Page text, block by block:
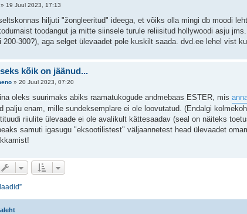
19 Juul 2023, 17:13
hiljuti "žongleeritud" ideega, et võiks olla mingi db moodi
toodangut ja mitte siinsele turule reliisitud hollywoodi asju
200-300?), aga selget ülevaadet pole kuskilt saada. dvd.ee lehel vist
kõik on jäänud...
» 20 Juul 2023, 07:20
oleks suurimaks abiks raamatukogude andmebaas ESTER, mis
palju enam, mille sundeksemplare ei ole loovutatud. (Endalgi
riiulite ülevaade ei ole avalikult kättesaadav (seal on näiteks
samuti igasugu "eksootilistest" väljaannetest head ülevaadet